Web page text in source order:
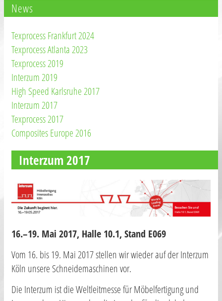
News
Texprocess Frankfurt 2024
Texprocess Atlanta 2023
Texprocess 2019
Interzum 2019
High Speed Karlsruhe 2017
Interzum 2017
Texprocess 2017
Composites Europe 2016
Interzum 2017
16.–19. Mai 2017, Halle 10.1, Stand E069
Vom 16. bis 19. Mai 2017 stellen wir wieder auf der Interzum
Köln unsere Schneidemaschinen vor.
Die Interzum ist die Weltleitmesse für Möbelfertigung und